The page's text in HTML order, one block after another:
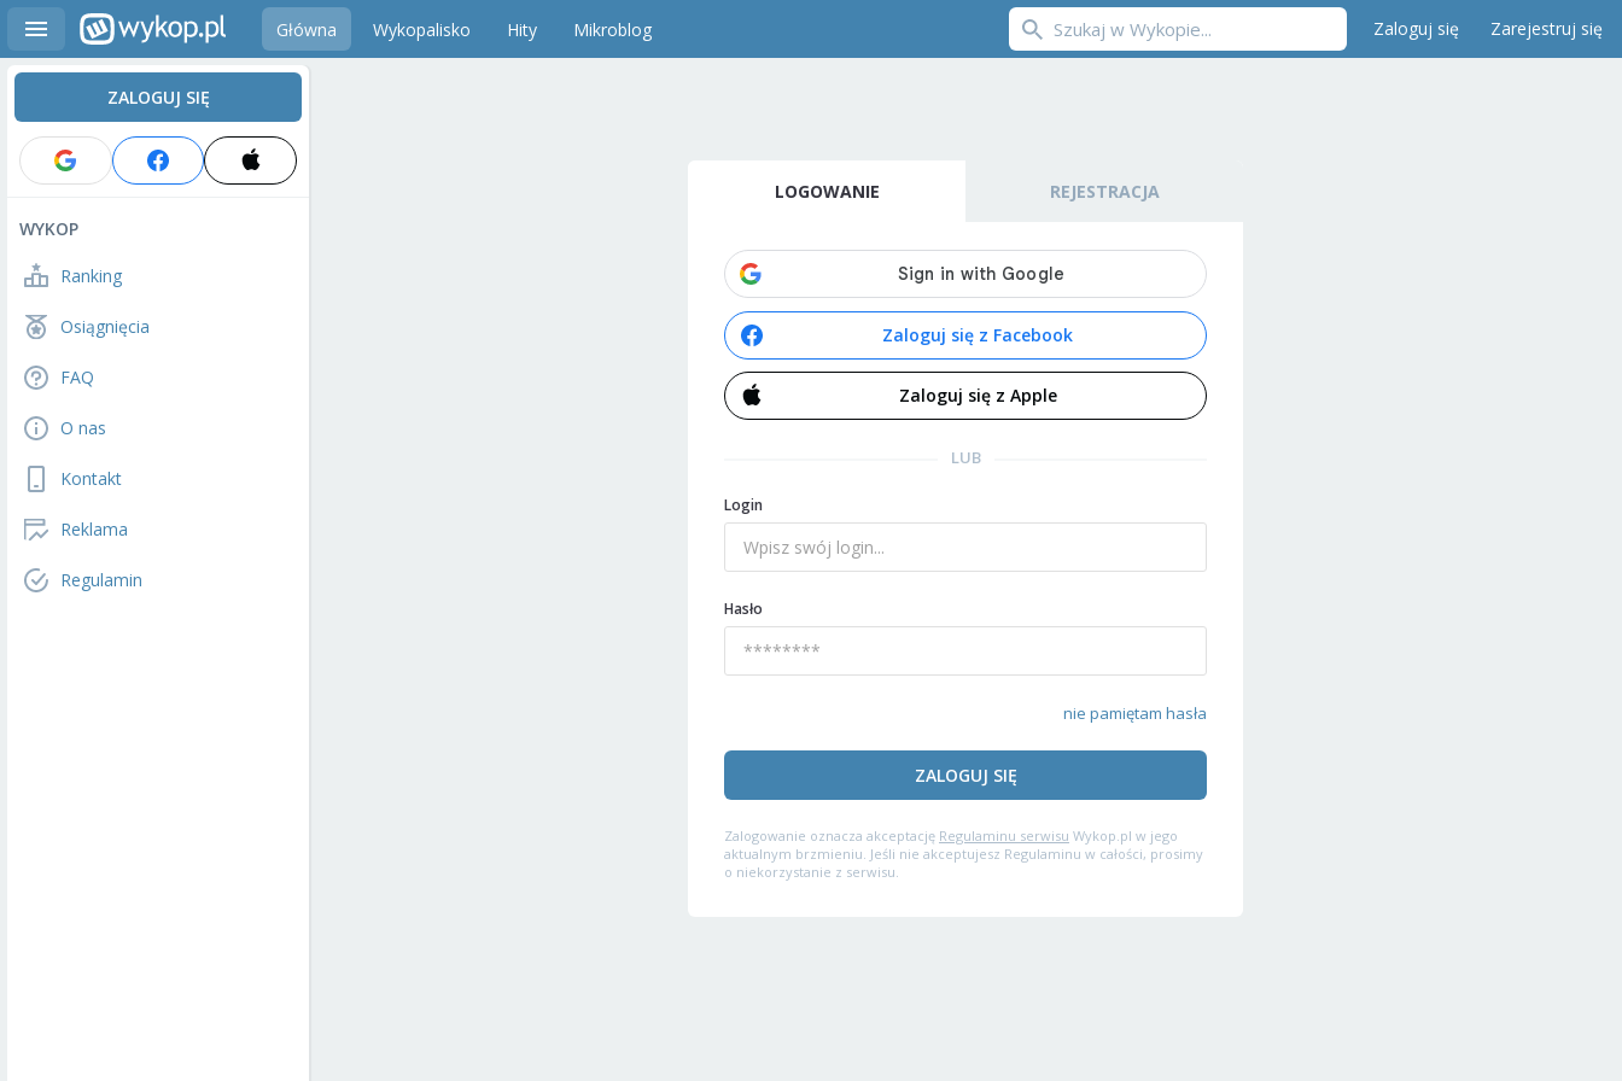
Główna Wykopalisko Hity Mikroblog Zaloguj się Zarejestruj się
ZALOGUJ SIĘ
WYKOP
Ranking
Osiągnięcia
FAQ
O nas
Kontakt
Reklama
Regulamin
LOGOWANIE REJESTRACJA
Zaloguj się z Facebook
Zaloguj się z Apple
LUB
Login
Hasło
nie pamiętam hasła
ZALOGUJ SIĘ
Zalogowanie oznacza akceptację Regulaminu serwisu Wykop.pl w jego
aktualnym brzmieniu. Jeśli nie akceptujesz Regulaminu w całości, prosimy
o niekorzystanie z serwisu.